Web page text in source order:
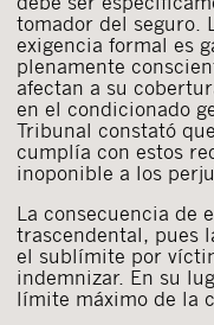
tomador del seguro.
exigencia formal es
plenamente
afectan a su
en el condicionado
Tribunal constató
cumplía con estos
inoponible a los
La consecuencia de
trascendental, pues
el sublímite por
indemnizar. En su
límite máximo de la